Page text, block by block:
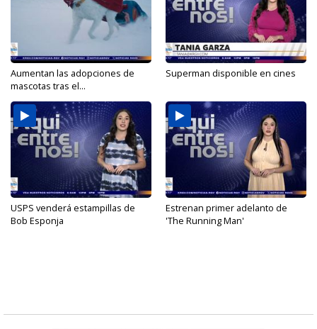
Aumentan las adopciones de
mascotas tras el...
Superman disponible en cines
USPS venderá estampillas de
Bob Esponja
Estrenan primer adelanto de
'The Running Man'